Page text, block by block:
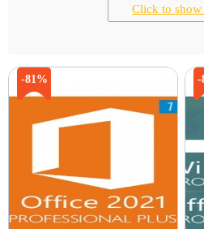
Click to show
-81% -